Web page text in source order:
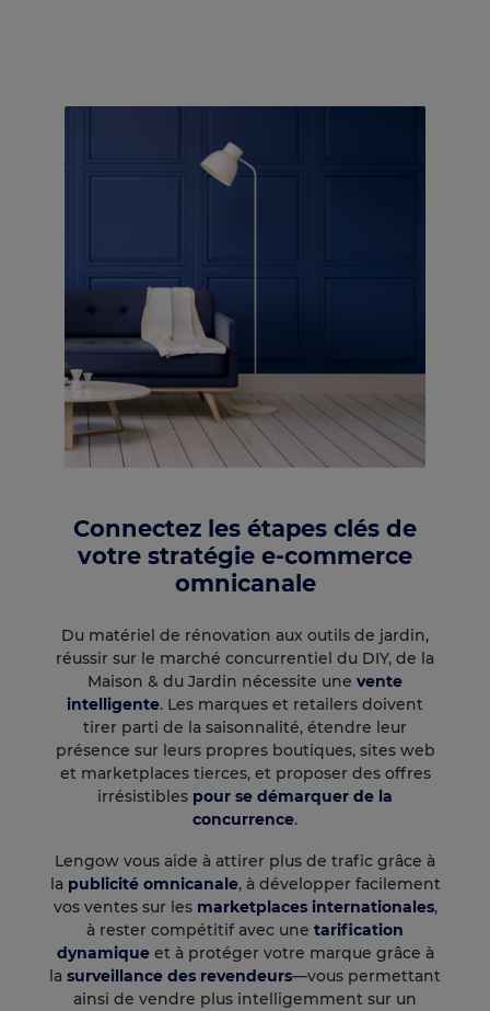
Connectez les étapes clés de
votre stratégie e-commerce
omnicanale
Du matériel de rénovation aux outils de jardin,
réussir sur le marché concurrentiel du DIY, de la
Maison & du Jardin nécessite une vente
intelligente. Les marques et retailers doivent
tirer parti de la saisonnalité, étendre leur
présence sur leurs propres boutiques, sites web
et marketplaces tierces, et proposer des offres
irrésistibles pour se démarquer de la
concurrence.
Lengow vous aide à attirer plus de trafic grâce à
la publicité omnicanale, à développer facilement
vos ventes sur les marketplaces internationales,
à rester compétitif avec une tarification
dynamiqueet à protéger votre marque grâce à
la surveillance des revendeurs—vous permettant
ainsi de vendre plus intelligemment sur un